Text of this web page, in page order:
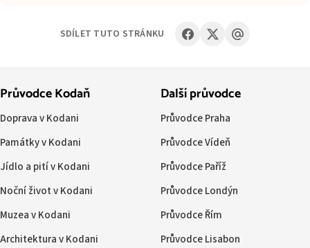
SDÍLET TUTO STRÁNKU
Průvodce Kodaň
Doprava v Kodani
Památky v Kodani
Jídlo a pití v Kodani
Noční život v Kodani
Muzea v Kodani
Architektura v Kodani
Další průvodce
Průvodce Praha
Průvodce Vídeň
Průvodce Paříž
Průvodce Londýn
Průvodce Řím
Průvodce Lisabon